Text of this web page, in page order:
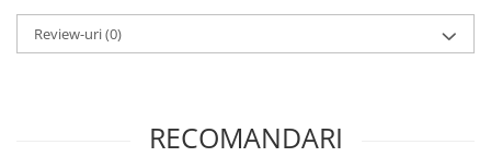
Standuri pentru mașini de găurit și
frezat
Review-uri(0)
RECOMANDARI